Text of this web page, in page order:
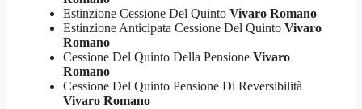
Estinzione Cessione Del Quinto Vivaro Romano
Estinzione Anticipata Cessione Del Quinto Vivaro
Romano
Cessione Del Quinto Della Pensione Vivaro
Romano
Cessione Del Quinto Pensione Di Reversibilità
Vivaro Romano